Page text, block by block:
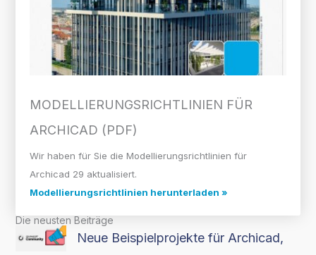
MODELLIERUNGS­RICHTLINIEN FÜR
ARCHICAD (PDF)
Wir haben für Sie die Modellierungsrichtlinien für
Archicad 29 aktualisiert.
Modellierungsrichtlinien herunterladen »
Die neusten Beiträge
Neue Beispielprojekte für Archicad,